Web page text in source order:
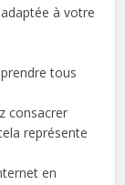
à votre
tous
consacrer
représente
en